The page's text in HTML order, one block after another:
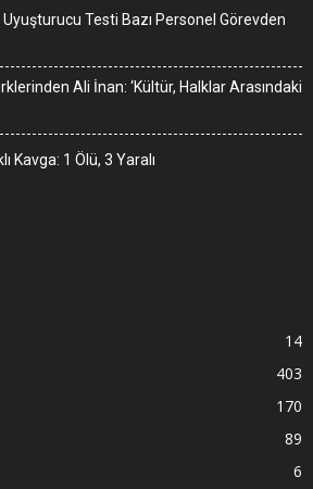
Uyuşturucu Testi Bazı Personel Görevden
Ali İnan: ‘Kültür, Halklar Arasındaki
Kavga: 1 Ölü, 3 Yaralı
14
403
170
89
6